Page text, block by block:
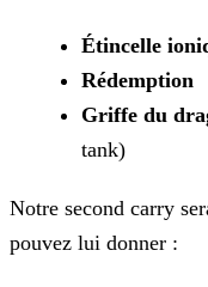
Étincelle
Rédemption
Griffe du
tank)
Notre second carry
pouvez lui donner :